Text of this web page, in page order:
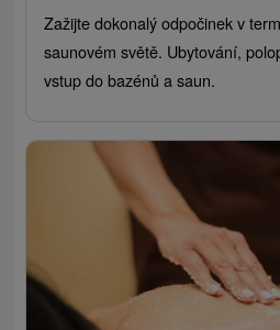
Zažijte dokonalý odpočinek v
saunovém světě. Ubytování,
vstup do bazénů a saun.